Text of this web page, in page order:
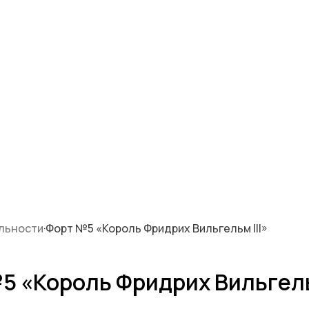
·Форт №5 «Король Фридрих Вильгельм III»
«Король Фридрих